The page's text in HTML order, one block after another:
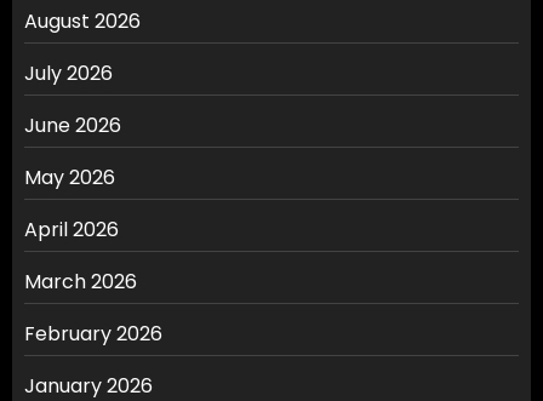
August 2026
July 2026
June 2026
May 2026
April 2026
March 2026
February 2026
January 2026